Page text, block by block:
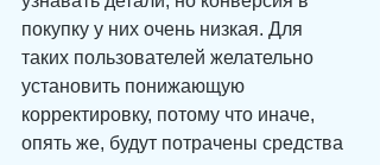
покупку у них очень низкая. Для
таких пользователей желательно
установить понижающую
корректировку, потому что иначе,
опять же, будут потрачены средства